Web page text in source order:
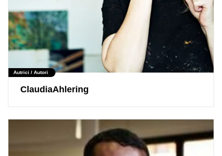
Autrici / Autori
ClaudiaAhlering